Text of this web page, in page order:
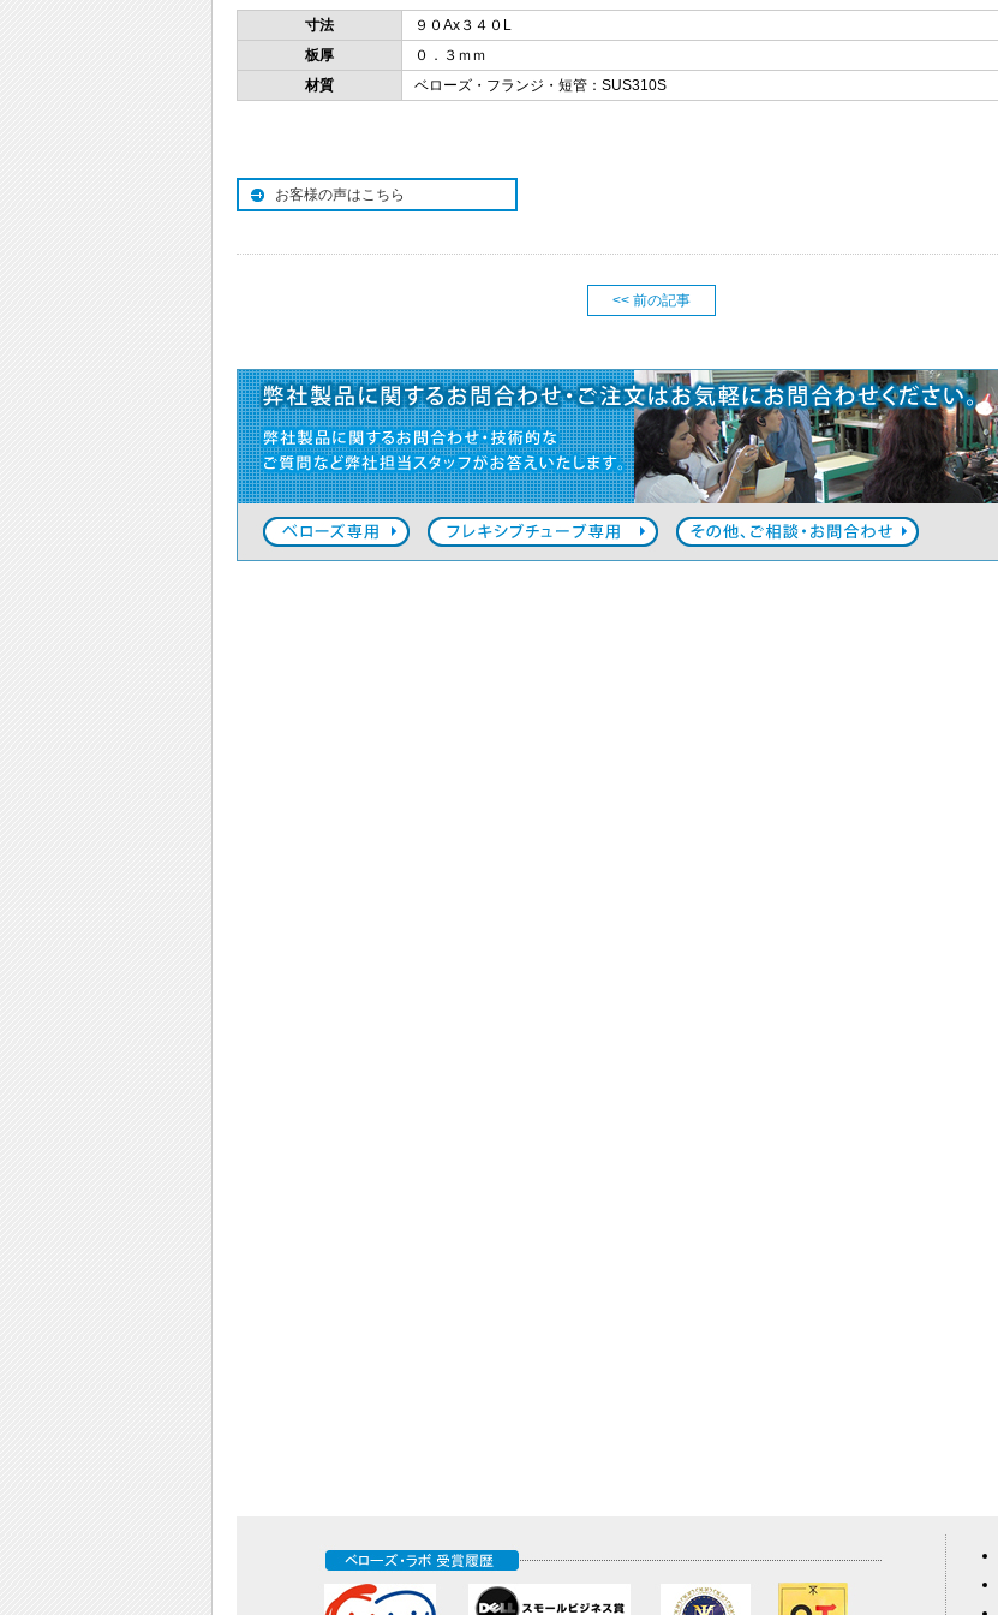
寸法
９０Ax３４０L
板厚
０．３ｍｍ
材質
ベローズ・フランジ・短管：SUS310S
お客様の声はこちら
<< 前の記事